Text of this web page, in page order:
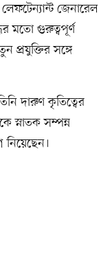
জেনারেল
মতো গুরুত্বপূর্ণ
প্রযুক্তির সঙ্গে
দারুণ কৃতিত্বের
স্নাতক সম্পন্ন
নিয়েছেন।